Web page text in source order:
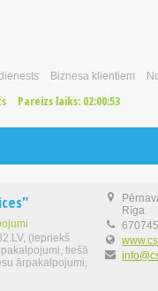
Biznesa klientiem
Pareizs laiks: 02:00:54
(iepriekš
tiešā
ārpakalpojumi,
Rīga